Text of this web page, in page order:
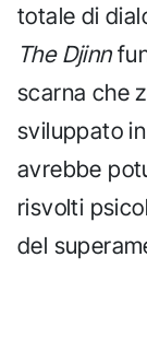
totale di
The Djinn
scarna che
sviluppato
avrebbe
risvolti
del